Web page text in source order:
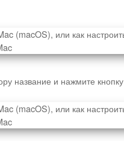
название и нажмите кнопку